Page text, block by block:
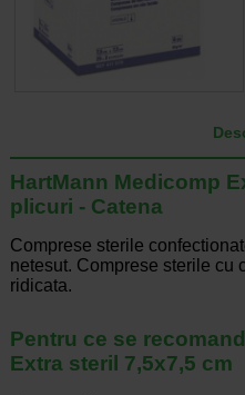
HartMann Medicomp
plicuri - Catena
Comprese sterile
netesut. Comprese sterile cu
ridicata.
Pentru ce se
Extra steril 7,5x7,5 cm